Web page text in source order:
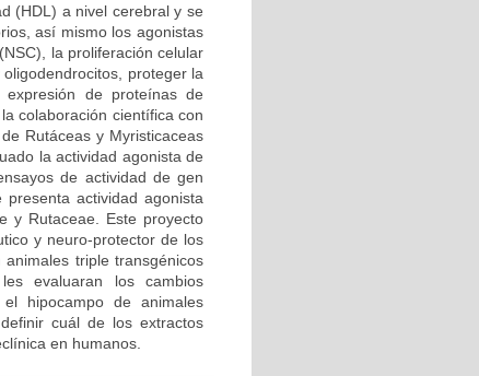
(HDL) a nivel cerebral y se
así mismo los agonistas
la proliferación celular
proteger la
expresión de proteínas de
colaboración científica con
Rutáceas y Myristicaceas
la actividad agonista de
de actividad de gen
actividad agonista
y Rutaceae. Este proyecto
y neuro-protector de los
triple transgénicos
evaluaran los cambios
hipocampo de animales
cuál de los extractos
en humanos.